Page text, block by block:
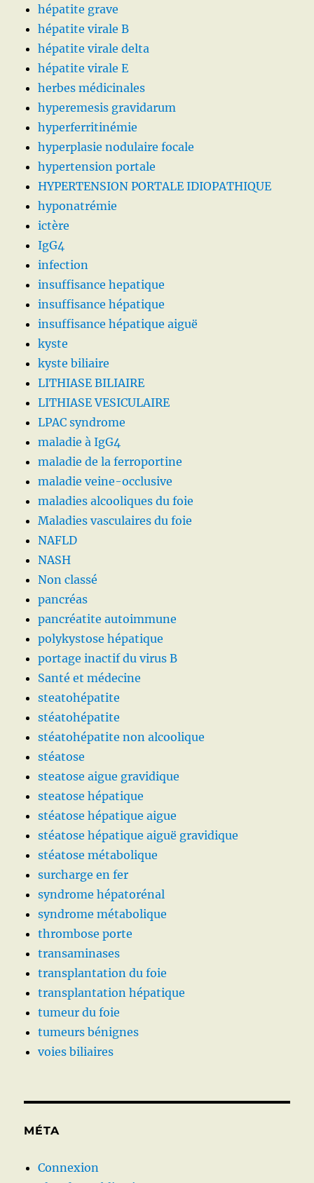
hépatite grave
hépatite virale B
hépatite virale delta
hépatite virale E
herbes médicinales
hyperemesis gravidarum
hyperferritinémie
hyperplasie nodulaire focale
hypertension portale
HYPERTENSION PORTALE IDIOPATHIQUE
hyponatrémie
ictère
IgG4
infection
insuffisance hepatique
insuffisance hépatique
insuffisance hépatique aiguë
kyste
kyste biliaire
LITHIASE BILIAIRE
LITHIASE VESICULAIRE
LPAC syndrome
maladie à IgG4
maladie de la ferroportine
maladie veine-occlusive
maladies alcooliques du foie
Maladies vasculaires du foie
NAFLD
NASH
Non classé
pancréas
pancréatite autoimmune
polykystose hépatique
portage inactif du virus B
Santé et médecine
steatohépatite
stéatohépatite
stéatohépatite non alcoolique
stéatose
steatose aigue gravidique
steatose hépatique
stéatose hépatique aigue
stéatose hépatique aiguë gravidique
stéatose métabolique
surcharge en fer
syndrome hépatorénal
syndrome métabolique
thrombose porte
transaminases
transplantation du foie
transplantation hépatique
tumeur du foie
tumeurs bénignes
voies biliaires
MÉTA
Connexion